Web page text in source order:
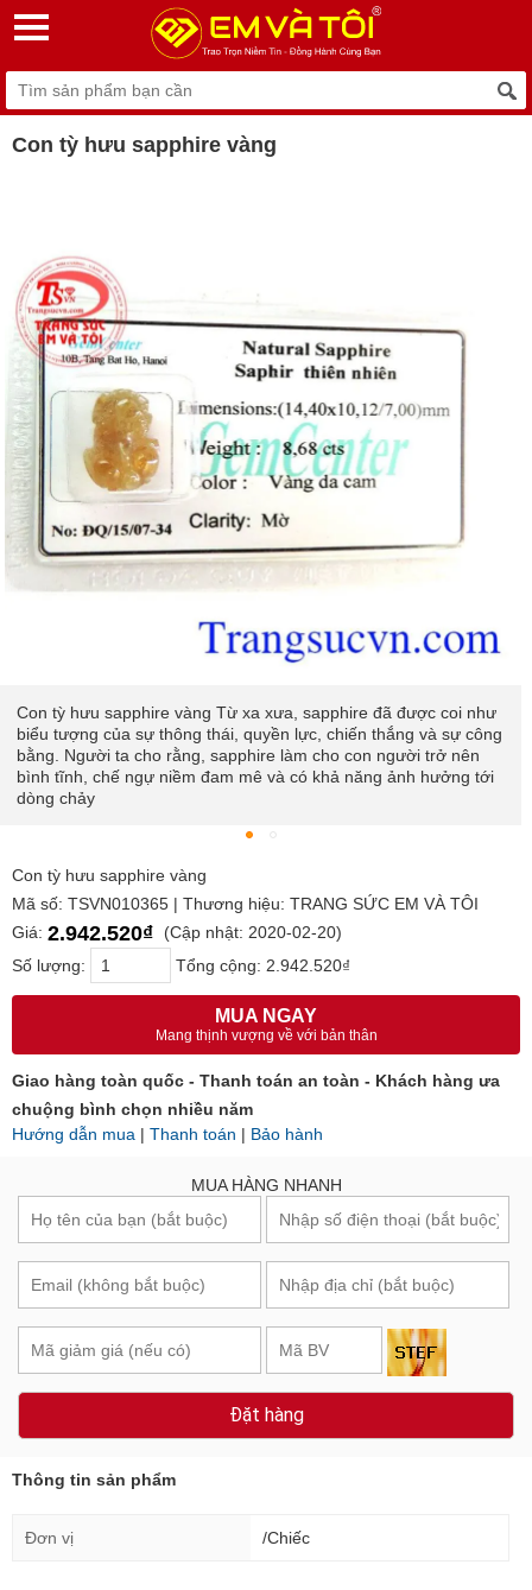
Con tỳ hưu sapphire vàng
Con tỳ hưu sapphire vàng Từ xa xưa, sapphire đã được coi như
biểu tượng của sự thông thái, quyền lực, chiến thắng và sự công
bằng. Người ta cho rằng, sapphire làm cho con người trở nên
bình tĩnh, chế ngự niềm đam mê và có khả năng ảnh hưởng tới
dòng chảy
Con tỳ hưu sapphire vàng
Mã số: TSVN010365 | Thương hiệu: TRANG SỨC EM VÀ TÔI
Giá: 2.942.520₫
(Cập nhật: 2020-02-20)
Số lượng:
Tổng cộng: 2.942.520₫
MUA NGAY
Mang thịnh vượng về với bản thân
Giao hàng toàn quốc - Thanh toán an toàn - Khách hàng ưa
chuộng bình chọn nhiều năm
Hướng dẫn mua | Thanh toán | Bảo hành
MUA HÀNG NHANH
Đặt hàng
Thông tin sản phẩm
Đơn vị /Chiếc